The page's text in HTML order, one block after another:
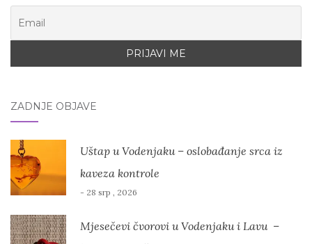
ZADNJE OBJAVE
Uštap u Vodenjaku – oslobađanje srca iz
kaveza kontrole
- 28 srp , 2026
Mjesečevi čvorovi u Vodenjaku i Lavu –